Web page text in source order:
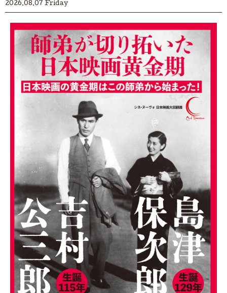
2026.08.07 Friday